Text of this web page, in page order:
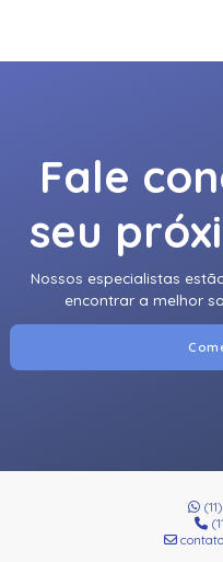
Fale
seu
Nossos especialistas
encontrar a melhor